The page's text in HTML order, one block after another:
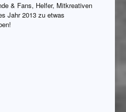
& Fans, Helfer, Mitkreativen
Jahr 2013 zu etwas